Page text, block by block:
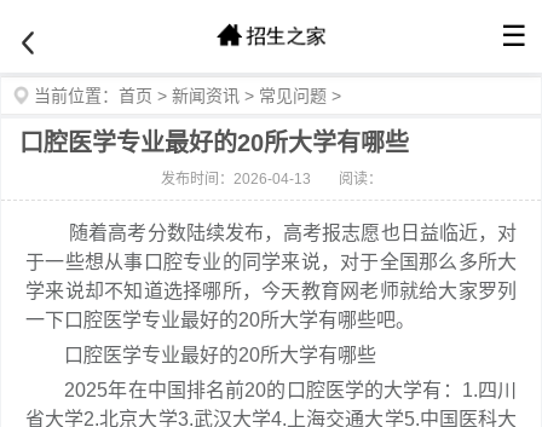
☰
当前位置： 首页 > 新闻资讯 > 常见问题 >
口腔医学专业最好的20所大学有哪些
发布时间：2026-04-13 阅读：
随着高考分数陆续发布，高考报志愿也日益临近，对
于一些想从事口腔专业的同学来说，对于全国那么多所大
学来说却不知道选择哪所，今天教育网老师就给大家罗列
一下口腔医学专业最好的20所大学有哪些吧。
口腔医学专业最好的20所大学有哪些
2025年在中国排名前20的口腔医学的大学有：1.四川
省大学2.北京大学3.武汉大学4.上海交通大学5.中国医科大